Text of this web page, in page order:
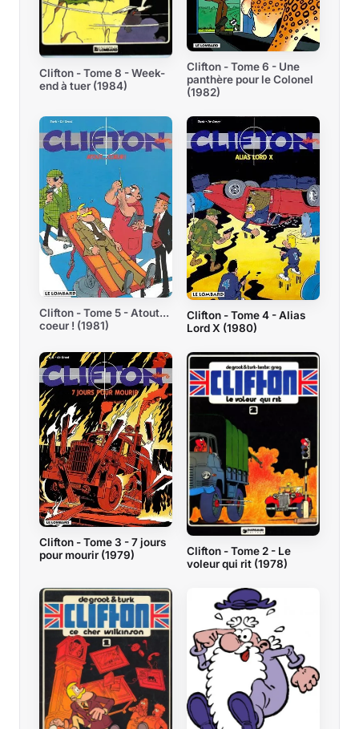
Clifton - Tome 8 - Week-
end à tuer (1984)
Clifton - Tome 6 - Une
panthère pour le Colonel
(1982)
Clifton - Tome 5 - Atout...
coeur ! (1981)
Clifton - Tome 4 - Alias
Lord X (1980)
Clifton - Tome 3 - 7 jours
pour mourir (1979)
Clifton - Tome 2 - Le
voleur qui rit (1978)